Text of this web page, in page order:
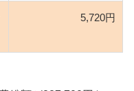
5,720円